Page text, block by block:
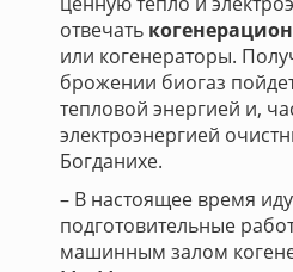
отвечать
или когенераторы.
брожении биогаз
тепловой энергией и,
электроэнергией
Богданихе.
– В настоящее время
подготовительные
машинным залом